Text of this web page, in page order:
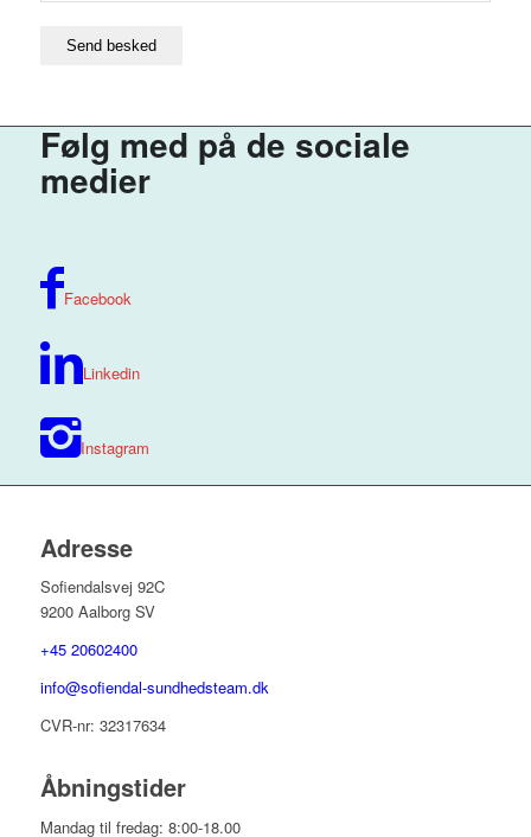
Følg med på de sociale
medier
Facebook
Linkedin
Instagram
Adresse
Sofiendalsvej 92C
9200 Aalborg SV
+45 20602400
info@sofiendal-sundhedsteam.dk
CVR-nr: 32317634
Åbningstider
Mandag til fredag: 8:00-18.00